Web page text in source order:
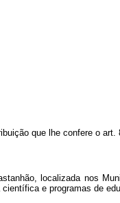
que lhe confere o
localizada nos
e programas de